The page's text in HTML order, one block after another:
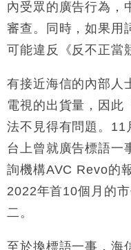
內受眾的廣告行為，
審查。同時，如果用
可能違反《反不正當
有接近海信的內部人
電視的出貨量，因此
法不見得有問題。11
台上曾就廣告標語一
詢機構AVC Revo的
2022年首10個月的
二。
至於換標語一事，海